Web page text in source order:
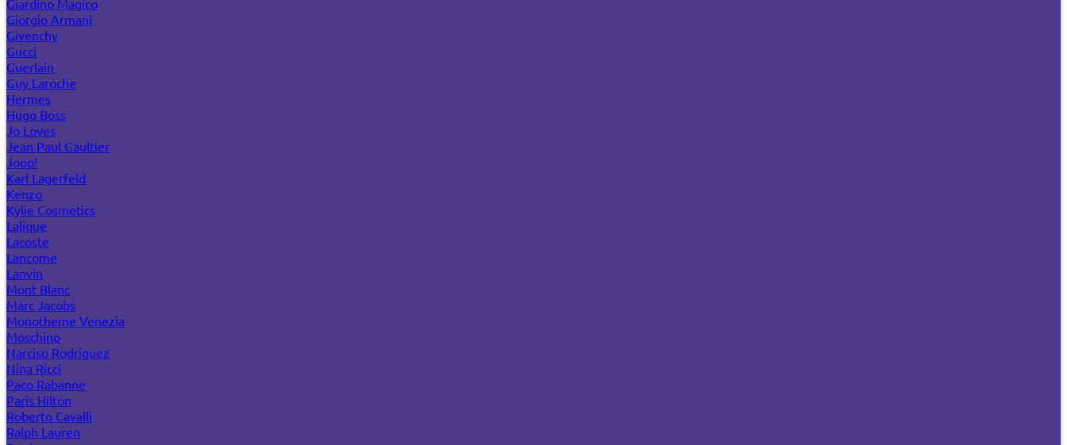
Giardino Magico
Giorgio Armani
Givenchy
Gucci
Guerlain
Guy Laroche
Hermes
Hugo Boss
Jo Loves
Jean Paul Gaultier
Joop!
Karl Lagerfeld
Kenzo
Kylie Cosmetics
Lalique
Lacoste
Lancome
Lanvin
Mont Blanc
Marc Jacobs
Monotheme Venezia
Moschino
Narciso Rodriguez
Nina Ricci
Paco Rabanne
Paris Hilton
Roberto Cavalli
Ralph Lauren